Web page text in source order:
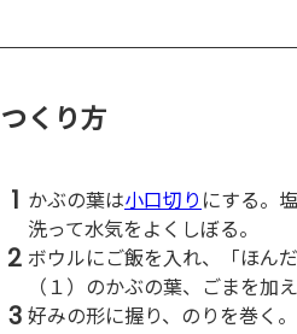
つくり方
1 かぶの葉は小口切り にする。
洗って水気をよくしぼる。
2 ボウルにご飯を入れ、「ほん
（１）のかぶの葉、ごまを加
3 好みの形に握り、のりを巻く